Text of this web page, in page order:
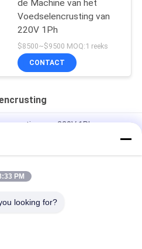
de Machine van het
Voedselencrusting van
220V 1Ph
$8500~$9500 MOQ:1 reeks
CONTACT
van 220V 1Ph voor
de Machine van Ananastaartjes
Machine van
PM
looking for?